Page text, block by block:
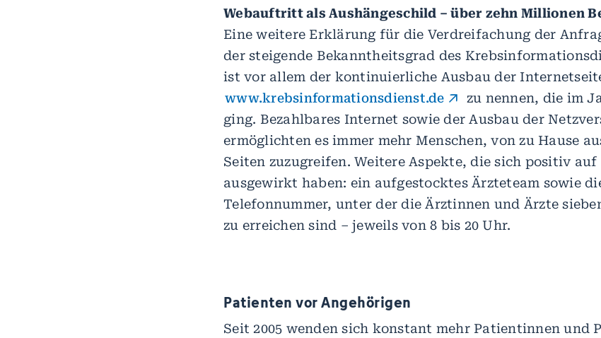
Webauftritt als Aushängeschild – über zehn Millionen
Eine weitere Erklärung für die Verdreifachung der
der steigende Bekanntheitsgrad des
ist vor allem der kontinuierliche Ausbau der
www.krebsinformationsdienst.de
zu nennen, die im
ging. Bezahlbares Internet sowie der Ausbau der
ermöglichten es immer mehr Menschen, von zu Hause
Seiten zuzugreifen. Weitere Aspekte, die sich positiv
ausgewirkt haben: ein aufgestocktes Ärzteteam sowie
Telefonnummer, unter der die Ärztinnen und Ärzte
zu erreichen sind – jeweils von 8 bis 20 Uhr.
Patienten vor Angehörigen
Seit 2005 wenden sich konstant mehr Patientinnen und